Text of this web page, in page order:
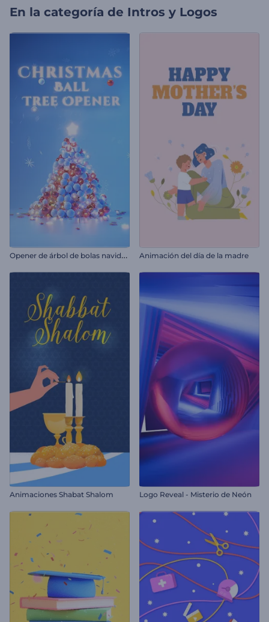
En la categoría de Intros y Logos
O
pener de árbol de bolas navideñas Animación del día de la madre
Animaciones Shabat Shalom Logo Reveal - Misterio de Neón